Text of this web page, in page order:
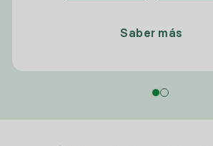
Saber más